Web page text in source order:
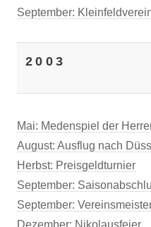
September:
2003
Mai: Medenspiel der
August: Ausflug nach
Herbst: Preisgeldturnier
September:
September: